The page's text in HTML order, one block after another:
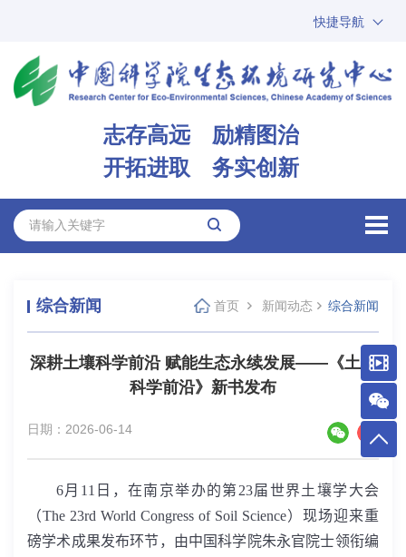
快捷导航
ARP
邮箱
志存高远 励精图治
开拓进取 务实创新
综合新闻 首页 新闻动态 综合新闻
深耕土壤科学前沿 赋能生态永续发展——《土壤
科学前沿》新书发布
日期：2026-06-14
6月 11 日，在南京举办的第23届世界土壤学大会
（The 23rd World Congress of Soil Science）现场迎来重
磅学术成果发布环节，由中国科学院朱永官院士领衔编